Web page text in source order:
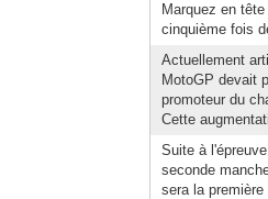
Marquez en
cinquième fois
Actuellement
MotoGP devait
promoteur du
Cette
Suite à
seconde
sera la